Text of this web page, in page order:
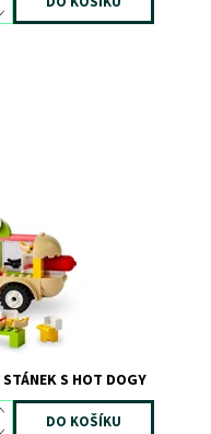
se 2 minipanenkami
S HOT DOGY